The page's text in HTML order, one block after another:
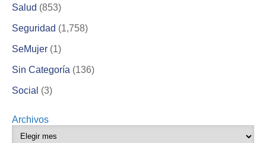
Salud (853)
Seguridad (1,758)
SeMujer (1)
Sin Categoría (136)
Social (3)
Archivos